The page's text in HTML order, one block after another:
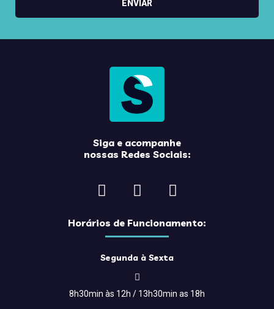
ENVIAR
Siga e acompanhe
nossas Redes Sociais:
Horários de Funcionamento:
Segunda à Sexta
8h30min às 12h / 13h30min as 18h